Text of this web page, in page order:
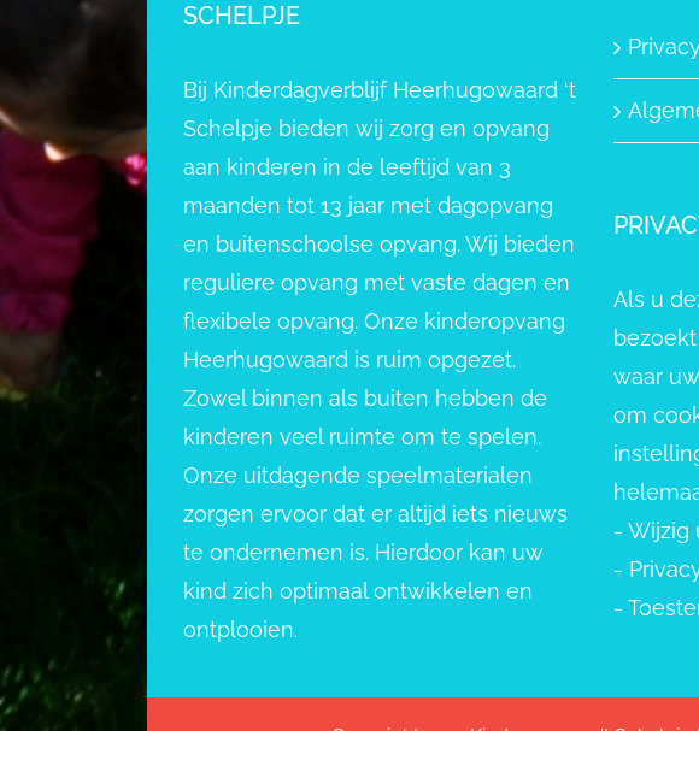
SCHELPJE
Bij Kinderdagverblijf Heerhugowaard ‘t
Schelpje bieden wij zorg en opvang
aan kinderen in de leeftijd van 3
maanden tot 13 jaar met dagopvang
en buitenschoolse opvang. Wij bieden
reguliere opvang met vaste dagen en
flexibele opvang. Onze kinderopvang
Heerhugowaard is ruim opgezet.
Zowel binnen als buiten hebben de
kinderen veel ruimte om te spelen.
Onze uitdagende speelmaterialen
zorgen ervoor dat er altijd iets nieuws
te ondernemen is. Hierdoor kan uw
kind zich optimaal ontwikkelen en
ontplooien.
Als u
waar
om
- Wijzig
-
-
Copyright 2022 Kinderopvang 't